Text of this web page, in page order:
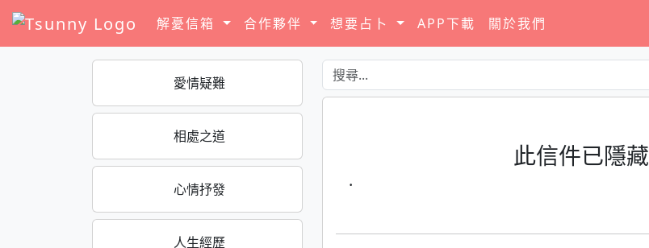
解憂信箱 合作夥伴 想要占卜 APP下載 關於我們
愛情疑難
相處之道
心情抒發
人生經歷
此信件已隱藏
·